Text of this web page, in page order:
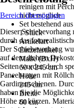
reinigen mit
nicht möglich
Set bestehend aus
1 Stück
Artikelart
Einzelartikel
Maße (BxH)
60 x 245 cm
Höhe
245 cm
Breite
60 cm
Bereich überspringen
Dieser
durch das
Der Schiebevorhang
auf dem dichten
Seiten wurden durch
Paneelwagen mit
Gardinenschienen.
haben Sie die
Höhe zu kürzen.